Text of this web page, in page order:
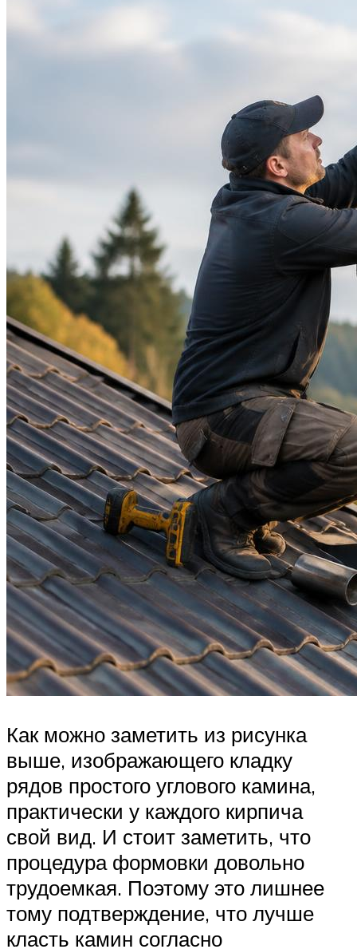
Как можно заметить из рисунка
выше, изображающего кладку
рядов простого углового камина,
практически у каждого кирпича
свой вид. И стоит заметить, что
процедура формовки довольно
трудоемкая. Поэтому это лишнее
тому подтверждение, что лучше
класть камин согласно